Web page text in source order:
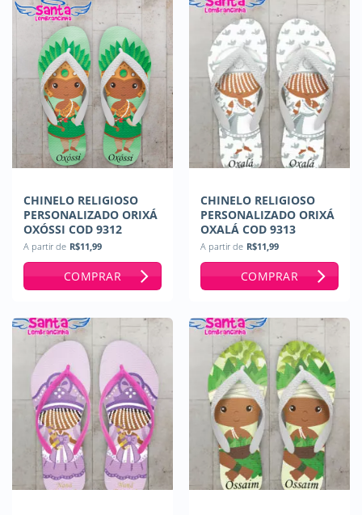
CHINELO RELIGIOSO
PERSONALIZADO ORIXÁ
OXÓSSI COD 9312
A partir de R$11,99
COMPRAR
CHINELO RELIGIOSO
PERSONALIZADO ORIXÁ
OXALÁ COD 9313
A partir de R$11,99
COMPRAR